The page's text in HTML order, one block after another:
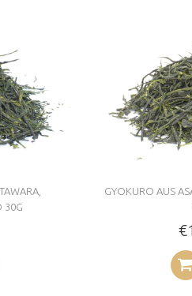
30G
GYOKURO AUS